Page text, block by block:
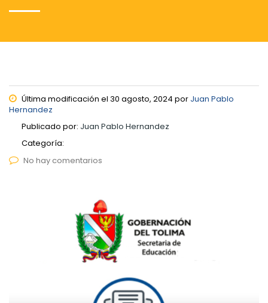
Última modificación el 30 agosto, 2024 por Juan Pablo
Hernandez
Publicado por: Juan Pablo Hernandez
Categoría:
No hay comentarios